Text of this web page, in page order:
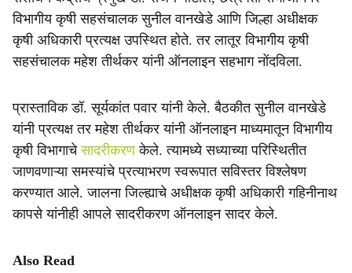
विभागीय कृषी सहसंचालक सुनील वानखेडे आणि जिल्हा अधीक्षक
कृषी अधिकारी प्रत्यक्ष उपस्थित होते. तर लातूर विभागीय कृषी
सहसंचालक महेश तीर्थकर यांनी ऑनलाइन सहभाग नोंदविला.
प्रास्ताविक डॉ. सूर्यकांत पवार यांनी केले. बैठकीत सुनील वानखेडे
यांनी प्रत्यक्ष तर महेश तीर्थकर यांनी ऑनलाइन माध्यमातून विभागीय
कृषी विभागाचेसादरीकरणकेले. त्यामध्ये सध्याच्या परिस्थितीत
जाणवणाऱ्या समस्यांचे प्रत्याभरण स्वरूपात सविस्तर विश्लेषण
करण्यात आले. जालना जिल्ह्याचे अधीक्षक कृषी अधिकारी गहिनीनाथ
कापसे यांनीही आपले सादरीकरण ऑनलाइन सादर केले.
Also Read